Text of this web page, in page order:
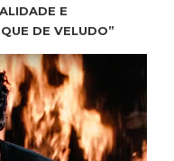
E
DE VELUDO”